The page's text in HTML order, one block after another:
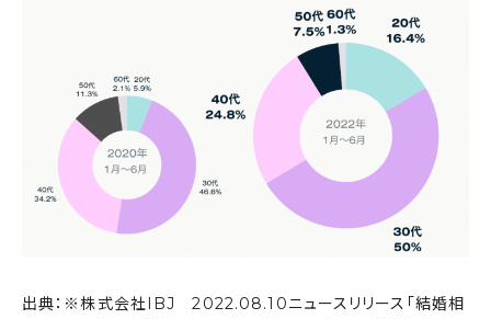
出典：※株式会社IBJ 2022.08.10ニュースリリース「結婚相